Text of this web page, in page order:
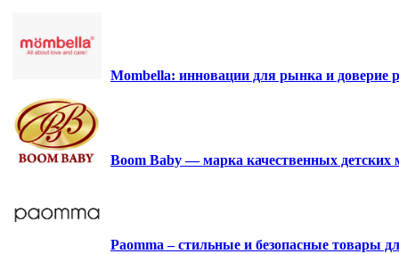
Mombella: инновации для рынка и доверие
Boom Baby — марка качественных детских
Paomma – стильные и безопасные товары